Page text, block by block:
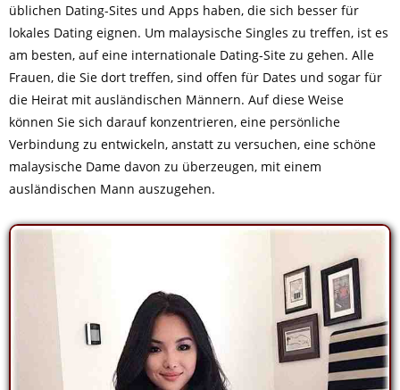
üblichen Dating-Sites und Apps haben, die sich besser für
lokales Dating eignen. Um malaysische Singles zu treffen, ist es
am besten, auf eine internationale Dating-Site zu gehen. Alle
Frauen, die Sie dort treffen, sind offen für Dates und sogar für
die Heirat mit ausländischen Männern. Auf diese Weise
können Sie sich darauf konzentrieren, eine persönliche
Verbindung zu entwickeln, anstatt zu versuchen, eine schöne
malaysische Dame davon zu überzeugen, mit einem
ausländischen Mann auszugehen.